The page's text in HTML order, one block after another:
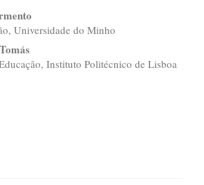
Universidade do Minho
Instituto Politécnico de Lisboa